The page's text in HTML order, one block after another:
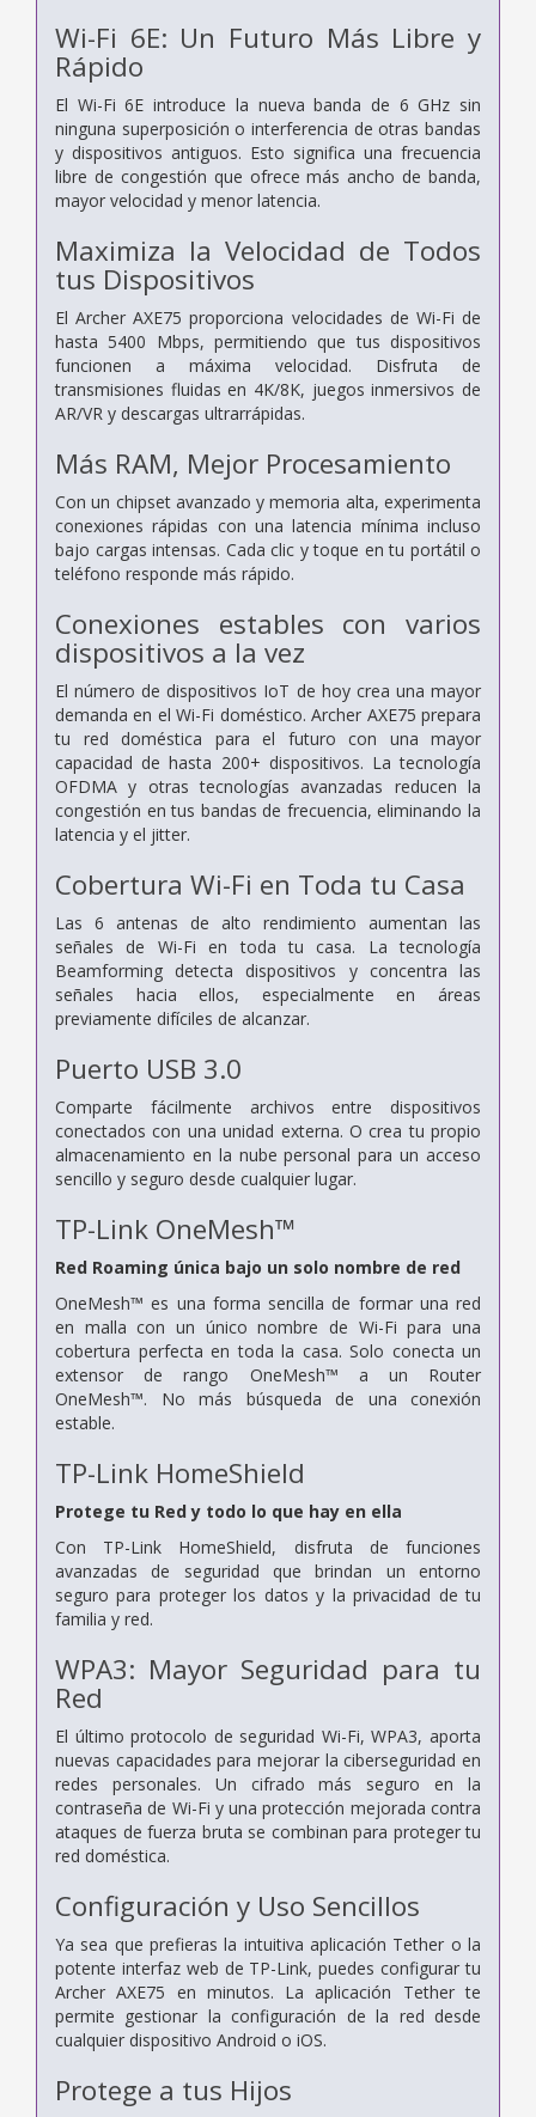
Wi-Fi 6E: Un Futuro Más Libre y
Rápido
El Wi-Fi 6E introduce la nueva banda de 6 GHz sin
ninguna superposición o interferencia de otras bandas
y dispositivos antiguos. Esto significa una frecuencia
libre de congestión que ofrece más ancho de banda,
mayor velocidad y menor latencia.
Maximiza la Velocidad de Todos
tus Dispositivos
El Archer AXE75 proporciona velocidades de Wi-Fi de
hasta 5400 Mbps, permitiendo que tus dispositivos
funcionen a máxima velocidad. Disfruta de
transmisiones fluidas en 4K/8K, juegos inmersivos de
AR/VR y descargas ultrarrápidas.
Más RAM, Mejor Procesamiento
Con un chipset avanzado y memoria alta, experimenta
conexiones rápidas con una latencia mínima incluso
bajo cargas intensas. Cada clic y toque en tu portátil o
teléfono responde más rápido.
Conexiones estables con varios
dispositivos a la vez
El número de dispositivos IoT de hoy crea una mayor
demanda en el Wi-Fi doméstico. Archer AXE75 prepara
tu red doméstica para el futuro con una mayor
capacidad de hasta 200+ dispositivos. La tecnología
OFDMA y otras tecnologías avanzadas reducen la
congestión en tus bandas de frecuencia, eliminando la
latencia y el jitter.
Cobertura Wi-Fi en Toda tu Casa
Las 6 antenas de alto rendimiento aumentan las
señales de Wi-Fi en toda tu casa. La tecnología
Beamforming detecta dispositivos y concentra las
señales hacia ellos, especialmente en áreas
previamente difíciles de alcanzar.
Puerto USB 3.0
Comparte fácilmente archivos entre dispositivos
conectados con una unidad externa. O crea tu propio
almacenamiento en la nube personal para un acceso
sencillo y seguro desde cualquier lugar.
TP-Link OneMesh™
Red Roaming única bajo un solo nombre de red
OneMesh™ es una forma sencilla de formar una red
en malla con un único nombre de Wi-Fi para una
cobertura perfecta en toda la casa. Solo conecta un
extensor de rango OneMesh™ a un Router
OneMesh™. No más búsqueda de una conexión
estable.
TP-Link HomeShield
Protege tu Red y todo lo que hay en ella
Con TP-Link HomeShield, disfruta de funciones
avanzadas de seguridad que brindan un entorno
seguro para proteger los datos y la privacidad de tu
familia y red.
WPA3: Mayor Seguridad para tu
Red
El último protocolo de seguridad Wi-Fi, WPA3, aporta
nuevas capacidades para mejorar la ciberseguridad en
redes personales. Un cifrado más seguro en la
contraseña de Wi-Fi y una protección mejorada contra
ataques de fuerza bruta se combinan para proteger tu
red doméstica.
Configuración y Uso Sencillos
Ya sea que prefieras la intuitiva aplicación Tether o la
potente interfaz web de TP-Link, puedes configurar tu
Archer AXE75 en minutos. La aplicación Tether te
permite gestionar la configuración de la red desde
cualquier dispositivo Android o iOS.
Protege a tus Hijos